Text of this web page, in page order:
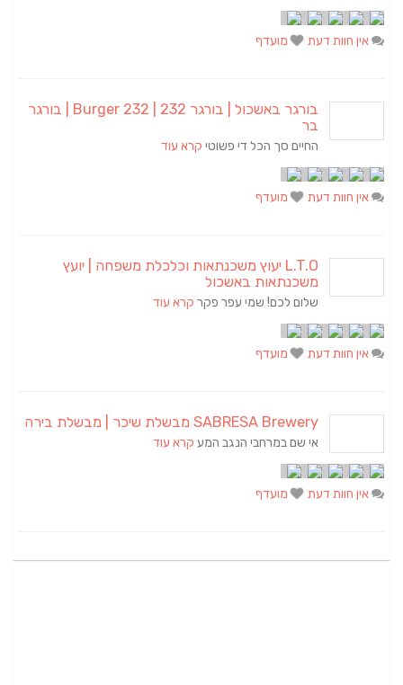
אין חוות דעת מועדף
בורגר באשכול | בורגר 232 | Burger 232 | בורגר
בר
החיים סך הכל די פשוטי קרא עוד
אין חוות דעת מועדף
L.T.O יעוץ משכנתאות וכלכלת משפחה | יועץ
משכנתאות באשכול
שלום לכם! שמי עפר פקר קרא עוד
אין חוות דעת מועדף
SABRESA Brewery מבשלת שיכר | מבשלת בירה
אי שם במרחבי הנגב המע קרא עוד
אין חוות דעת מועדף